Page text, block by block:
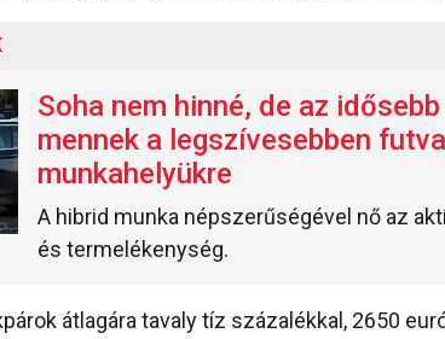
Soha nem hinné, de az
mennek a legszívesebben
munkahelyükre
A hibrid munka népszerűségével nő az
és termelékenység.
átlagára tavaly tíz százalékkal, 2650